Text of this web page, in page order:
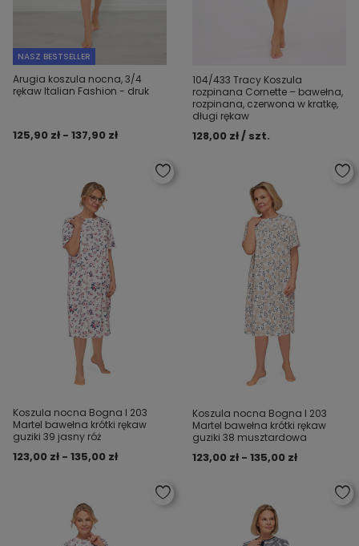
NASZ BESTSELLER
Arugia koszula nocna, 3/4
rękaw Italian Fashion - druk
125,90 zł - 137,90 zł
104/433 Tracy Koszula
rozpinana Cornette – bawełna,
rozpinana, czerwona w kratkę,
długi rękaw
128,00 zł / szt.
Koszula nocna Bogna I 203
Martel bawełna krótki rękaw
guziki 39 jasny róż
123,00 zł - 135,00 zł
Koszula nocna Bogna I 203
Martel bawełna krótki rękaw
guziki 38 musztardowa
123,00 zł - 135,00 zł